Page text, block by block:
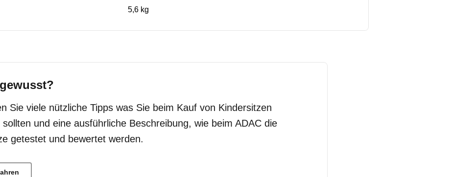
5,6 kg
Sie viele nützliche Tipps was Sie beim Kauf von Kindersitzen
sollten und eine ausführliche Beschreibung, wie beim ADAC die
getestet und bewertet werden.